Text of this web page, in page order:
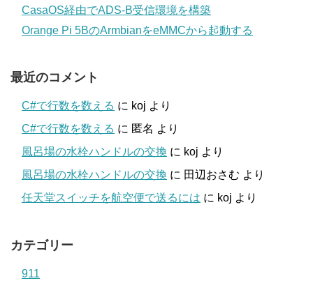
CasaOS経由でADS-B受信環境を構築
Orange Pi 5BのArmbianをeMMCから起動する
最近のコメント
C#で行数を数える に koj より
C#で行数を数える に 匿名 より
風呂場の水栓ハンドルの交換 に koj より
風呂場の水栓ハンドルの交換 に 田辺おさむ より
任天堂スイッチを航空便で送るには に koj より
カテゴリー
911